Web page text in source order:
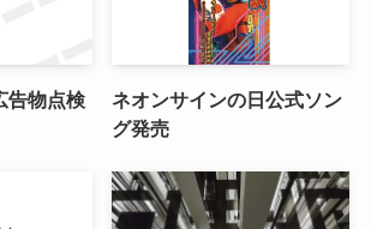
告物点検
ネオンサインの日公式ソン
グ発売